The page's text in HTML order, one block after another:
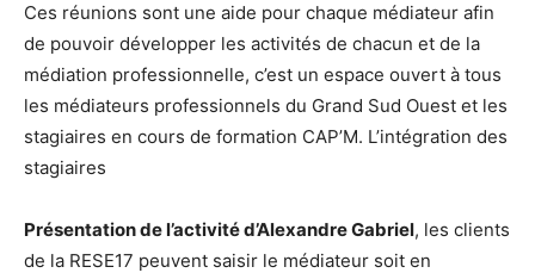
Ces réunions sont une aide pour chaque médiateur afin
de pouvoir développer les activités de chacun et de la
médiation professionnelle, c’est un espace ouvert à tous
les médiateurs professionnels du Grand Sud Ouest et les
stagiaires en cours de formation CAP’M. L’intégration des
stagiaires
Présentation de l’activité d’Alexandre Gabriel, les clients
de la RESE17 peuvent saisir le médiateur soit en